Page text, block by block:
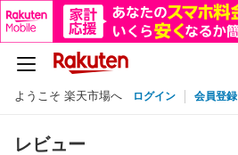
ようこそ 楽天市場へ ログイン 会員登録
レビュー